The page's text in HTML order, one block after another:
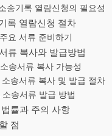
송기록 열람신청의 필요성
록 열람신청 절차
주요 서류 준비하기
류 복사와 발급방법
소송서류 복사 가능성
소송서류 복사 및 발급 절차
소송서류 발급 방법
률과 주의 사항
점